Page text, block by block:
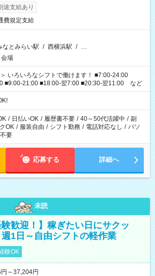
途支給あり
費規定支給
なとみらい駅 / 西横浜駅 / …
場
いろいろなシフトで働けます！ ■7:00-24:00
■9:00-21:00 ■18:00-翌7:00 ■20:30-翌11:00 など
/ 日払いOK / 履歴書不要 / 40～50代活躍中 / 副
OK / 服装自由 / シフト勤務 / 電話対応なし / パソ
要
応募する 詳細へ
未読
験歓迎！】稼ぎたい日にサクッ
1日～自由シフトの軽作業
験OK
～37,204円